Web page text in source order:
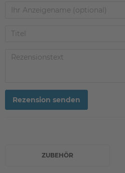
Rezension senden
ZUBEHÖR